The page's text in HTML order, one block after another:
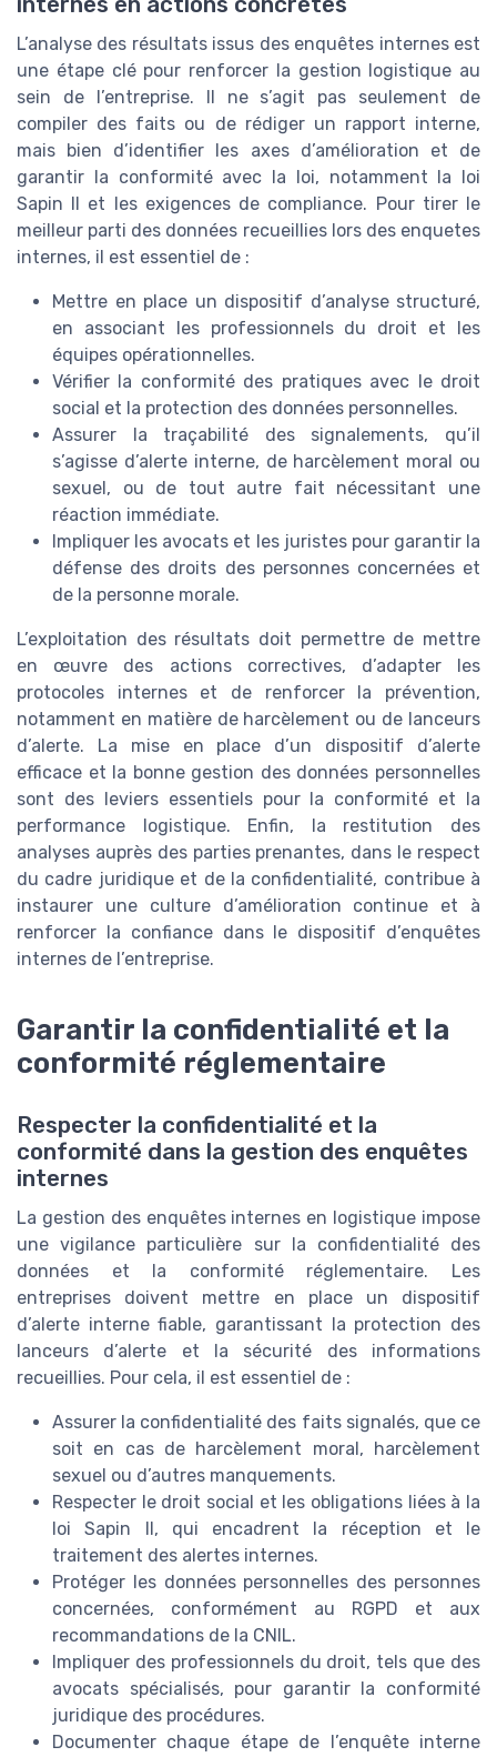
L’analyse des résultats issus des enquêtes internes est
une étape clé pour renforcer la gestion logistique au
sein de l’entreprise. Il ne s’agit pas seulement de
compiler des faits ou de rédiger un rapport interne,
mais bien d’identifier les axes d’amélioration et de
garantir la conformité avec la loi, notamment la loi
Sapin II et les exigences de compliance. Pour tirer le
meilleur parti des données recueillies lors des enquetes
internes, il est essentiel de :
Mettre en place un dispositif d’analyse structuré,
en associant les professionnels du droit et les
équipes opérationnelles.
Vérifier la conformité des pratiques avec le droit
social et la protection des données personnelles.
Assurer la traçabilité des signalements, qu’il
s’agisse d’alerte interne, de harcèlement moral ou
sexuel, ou de tout autre fait nécessitant une
réaction immédiate.
Impliquer les avocats et les juristes pour garantir la
défense des droits des personnes concernées et
de la personne morale.
L’exploitation des résultats doit permettre de mettre
en œuvre des actions correctives, d’adapter les
protocoles internes et de renforcer la prévention,
notamment en matière de harcèlement ou de lanceurs
d’alerte. La mise en place d’un dispositif d’alerte
efficace et la bonne gestion des données personnelles
sont des leviers essentiels pour la conformité et la
performance logistique. Enfin, la restitution des
analyses auprès des parties prenantes, dans le respect
du cadre juridique et de la confidentialité, contribue à
instaurer une culture d’amélioration continue et à
renforcer la confiance dans le dispositif d’enquêtes
internes de l’entreprise.
Garantir la confidentialité et la
conformité réglementaire
Respecter la confidentialité et la
conformité dans la gestion des enquêtes
internes
La gestion des enquêtes internes en logistique impose
une vigilance particulière sur la confidentialité des
données et la conformité réglementaire. Les
entreprises doivent mettre en place un dispositif
d’alerte interne fiable, garantissant la protection des
lanceurs d’alerte et la sécurité des informations
recueillies. Pour cela, il est essentiel de :
Assurer la confidentialité des faits signalés, que ce
soit en cas de harcèlement moral, harcèlement
sexuel ou d’autres manquements.
Respecter le droit social et les obligations liées à la
loi Sapin II, qui encadrent la réception et le
traitement des alertes internes.
Protéger les données personnelles des personnes
concernées, conformément au RGPD et aux
recommandations de la CNIL.
Impliquer des professionnels du droit, tels que des
avocats spécialisés, pour garantir la conformité
juridique des procédures.
Documenter chaque étape de l’enquête interne